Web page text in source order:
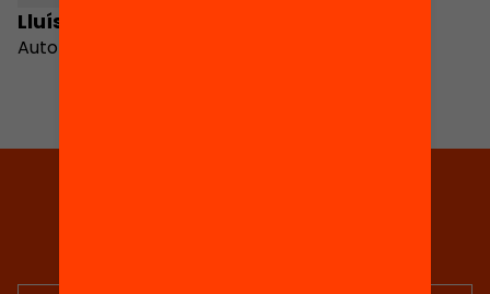
Lluís Garzón
Autor